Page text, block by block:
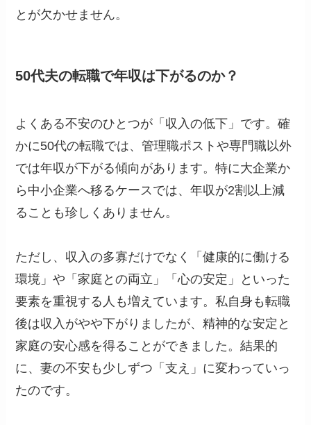
とが欠かせません。
50代夫の転職で年収は下がるのか？
よくある不安のひとつが「収入の低下」です。確
かに50代の転職では、管理職ポストや専門職以外
では年収が下がる傾向があります。特に大企業か
ら中小企業へ移るケースでは、年収が2割以上減
ることも珍しくありません。
ただし、収入の多寡だけでなく「健康的に働ける
環境」や「家庭との両立」「心の安定」といった
要素を重視する人も増えています。私自身も転職
後は収入がやや下がりましたが、精神的な安定と
家庭の安心感を得ることができました。結果的
に、妻の不安も少しずつ「支え」に変わっていっ
たのです。